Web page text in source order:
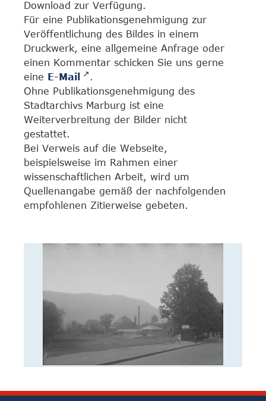
Download zur Verfügung.
Für eine Publikationsgenehmigung zur
Veröffentlichung des Bildes in einem
Druckwerk, eine allgemeine Anfrage oder
einen Kommentar schicken Sie uns gerne
eine E-Mail
.
Ohne Publikationsgenehmigung des
Stadtarchivs Marburg ist eine
Weiterverbreitung der Bilder nicht
gestattet.
Bei Verweis auf die Webseite,
beispielsweise im Rahmen einer
wissenschaftlichen Arbeit, wird um
Quellenangabe gemäß der nachfolgenden
empfohlenen Zitierweise gebeten.